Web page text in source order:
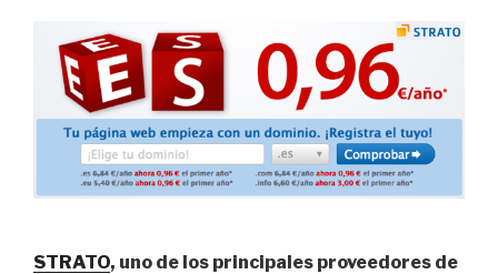
STRATO, uno de los principales proveedores de